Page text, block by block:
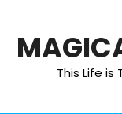
This Life is